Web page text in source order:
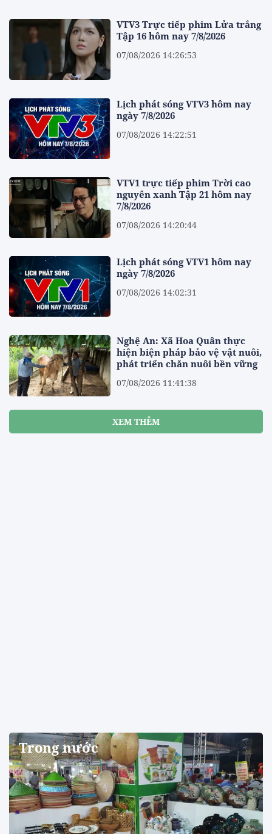
VTV3 Trực tiếp phim Lửa trắng
Tập 16 hôm nay 7/8/2026
07/08/2026 14:26:53
Lịch phát sóng VTV3 hôm nay
ngày 7/8/2026
07/08/2026 14:22:51
VTV1 trực tiếp phim Trời cao
nguyên xanh Tập 21 hôm nay
7/8/2026
07/08/2026 14:20:44
Lịch phát sóng VTV1 hôm nay
ngày 7/8/2026
07/08/2026 14:02:31
Nghệ An: Xã Hoa Quân thực
hiện biện pháp bảo vệ vật nuôi,
phát triển chăn nuôi bền vững
07/08/2026 11:41:38
XEM THÊM
Trong nước